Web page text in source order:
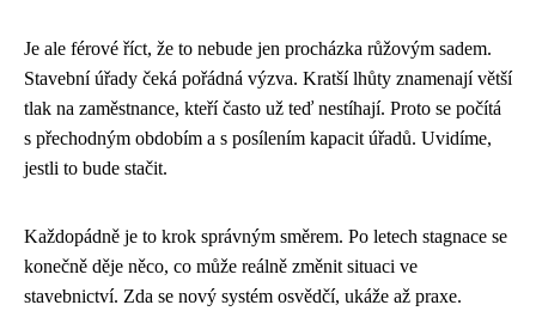
Je ale férové říct, že to nebude jen procházka růžovým sadem.
Stavební úřady čeká pořádná výzva. Kratší lhůty znamenají větší
tlak na zaměstnance, kteří často už teď nestíhají. Proto se počítá
s přechodným obdobím a s posílením kapacit úřadů. Uvidíme,
jestli to bude stačit.
Každopádně je to krok správným směrem. Po letech stagnace se
konečně děje něco, co může reálně změnit situaci ve
stavebnictví. Zda se nový systém osvědčí, ukáže až praxe.